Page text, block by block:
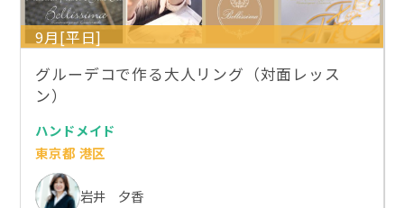
9月[平日]
グルーデコで作る大人リング（対面レッス
ン）
ハンドメイド
東京都 港区
岩井 夕香